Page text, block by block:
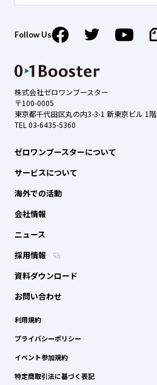
株式会社ゼロワンブースター
〒100-0005
東京都千代田区丸の内3-3-1 新東京ビル 1階
TEL 03-6435-5360
ゼロワンブースターについて
サービスについて
海外での活動
会社情報
ニュース
採用情報
資料ダウンロード
お問い合わせ
利用規約
プライバシーポリシー
イベント参加規約
特定商取引法に基づく表記
Follow Us